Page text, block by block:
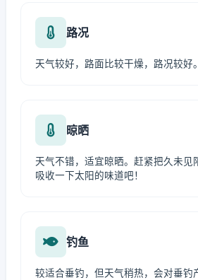
路况
天气较好，路面比较干燥，路况较好。
晾晒
天气不错，适宜晾晒。赶紧把久未见
吸收一下太阳的味道吧！
钓鱼
较适合垂钓，但天气稍热，会对垂钓